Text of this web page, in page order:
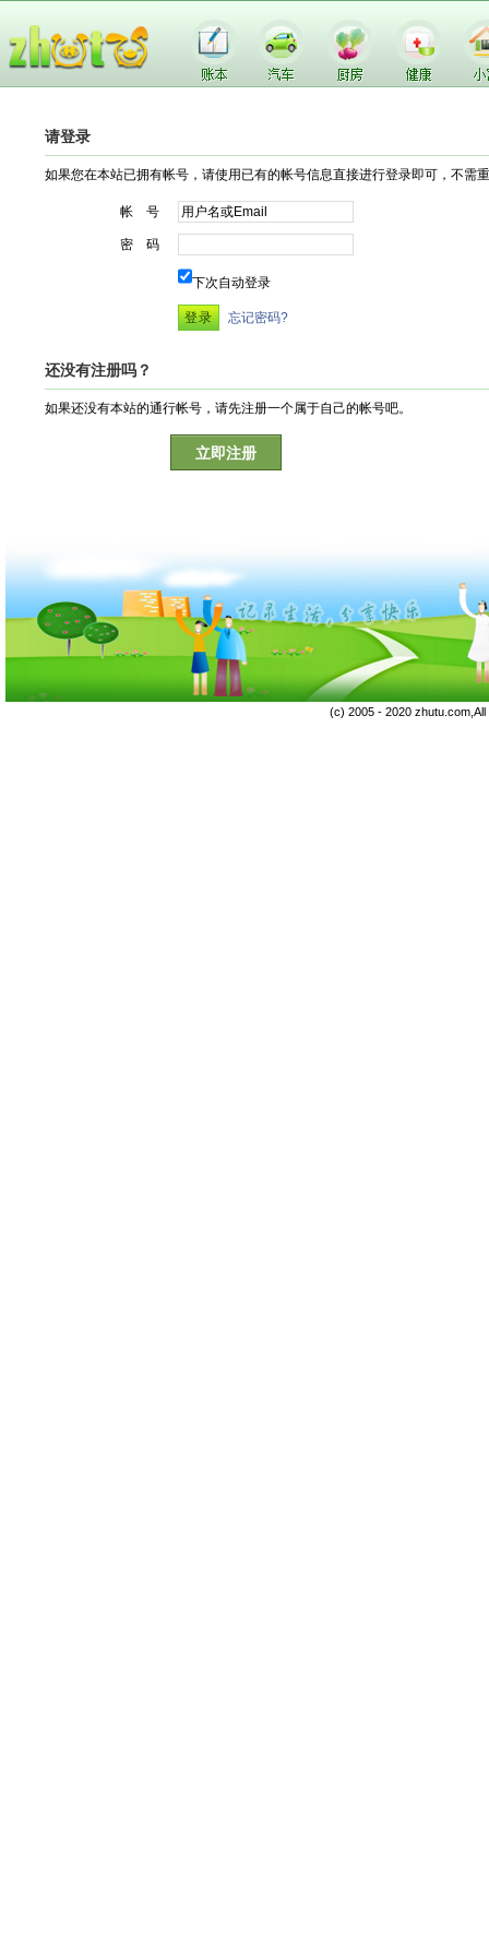
请登录
如果您在本站已拥有帐号，请使用已有的帐号信息直接进行登录即可，不需
帐 号
密 码
下次自动登录
忘记密码?
还没有注册吗？
如果还没有本站的通行帐号，请先注册一个属于自己的帐号吧。
立即注册
(c) 2005 - 2020